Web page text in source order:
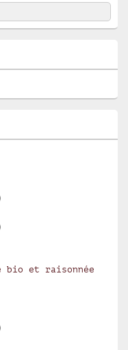
bio et raisonnée